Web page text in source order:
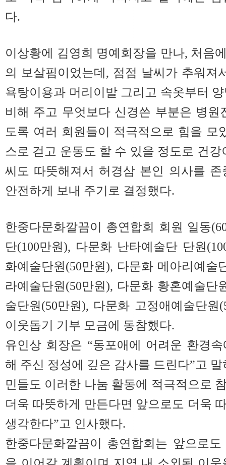
다.
이상황에 김영희 명예회장을 만나, 처음
의 보살핌이었는데, 점점 날씨가 추워져
욕탕이용과 머리이발 그리고 속옷부터
비해 주고 무엇보다 신경쓴 부분은 병
도록 여러 회원들이 적극적으로 힘을 모
스로 걷고 운동도 할 수 있을 정도로 건
씨도 따뜻해져서 허경삼 본인 의사를 존
안전하게 보내 주기로 결정했다.
한중다문화깔끔이 총연합회 회원 일동
단(100만원), 다문화 난타예술단 단원
화예술단원(50만원), 다문화 메아리예술
라예술단원(50만원), 다문화 황혼예술단
술단원(50만원), 다문화 고정애예술단원
이웃돕기 기부 모금에 동참했다.
유인상 회장은 “동포애에 어려운 환경
해 주신 정성에 깊은 감사를 드린다”고
민들도 이러한 나눔 활동에 적극적으로
더욱 따뜻하게 만든다면 앞으로도 더욱
생각한다”고 인사했다.
한중다문화깔끔이 총연합회는 앞으로